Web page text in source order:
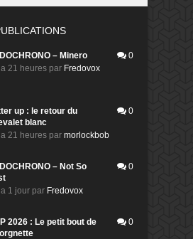
– Minero
21 heures par Fredovox
0
up : le retour du
blanc
21 heures par morlockbob
0
– Not So
1 jour par Fredovox
0
2026 : Le petit bout de
0